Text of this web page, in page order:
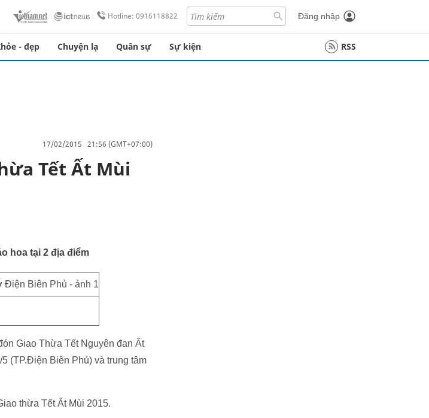
Hotline: 0916118822 Đăng nhập
- đẹp Chuyện lạ Quân sự Sự kiện RSS
17/02/2015 21:56 (GMT+07:00)
Tết Ất Mùi
hoa tại 2 địa điểm
Giao Thừa Tết Nguyên đan Ất
(TP.Điện Biên Phủ) và trung tâm
thừa Tết Ất Mùi 2015.